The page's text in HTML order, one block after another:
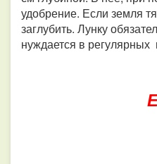
удобрение. Если земля
заглубить. Лунку
нуждается в регулярных